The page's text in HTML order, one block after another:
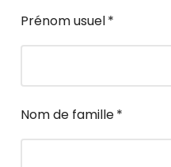
Prénom usuel*
Nom de famille*